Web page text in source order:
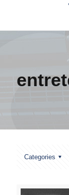
Categories